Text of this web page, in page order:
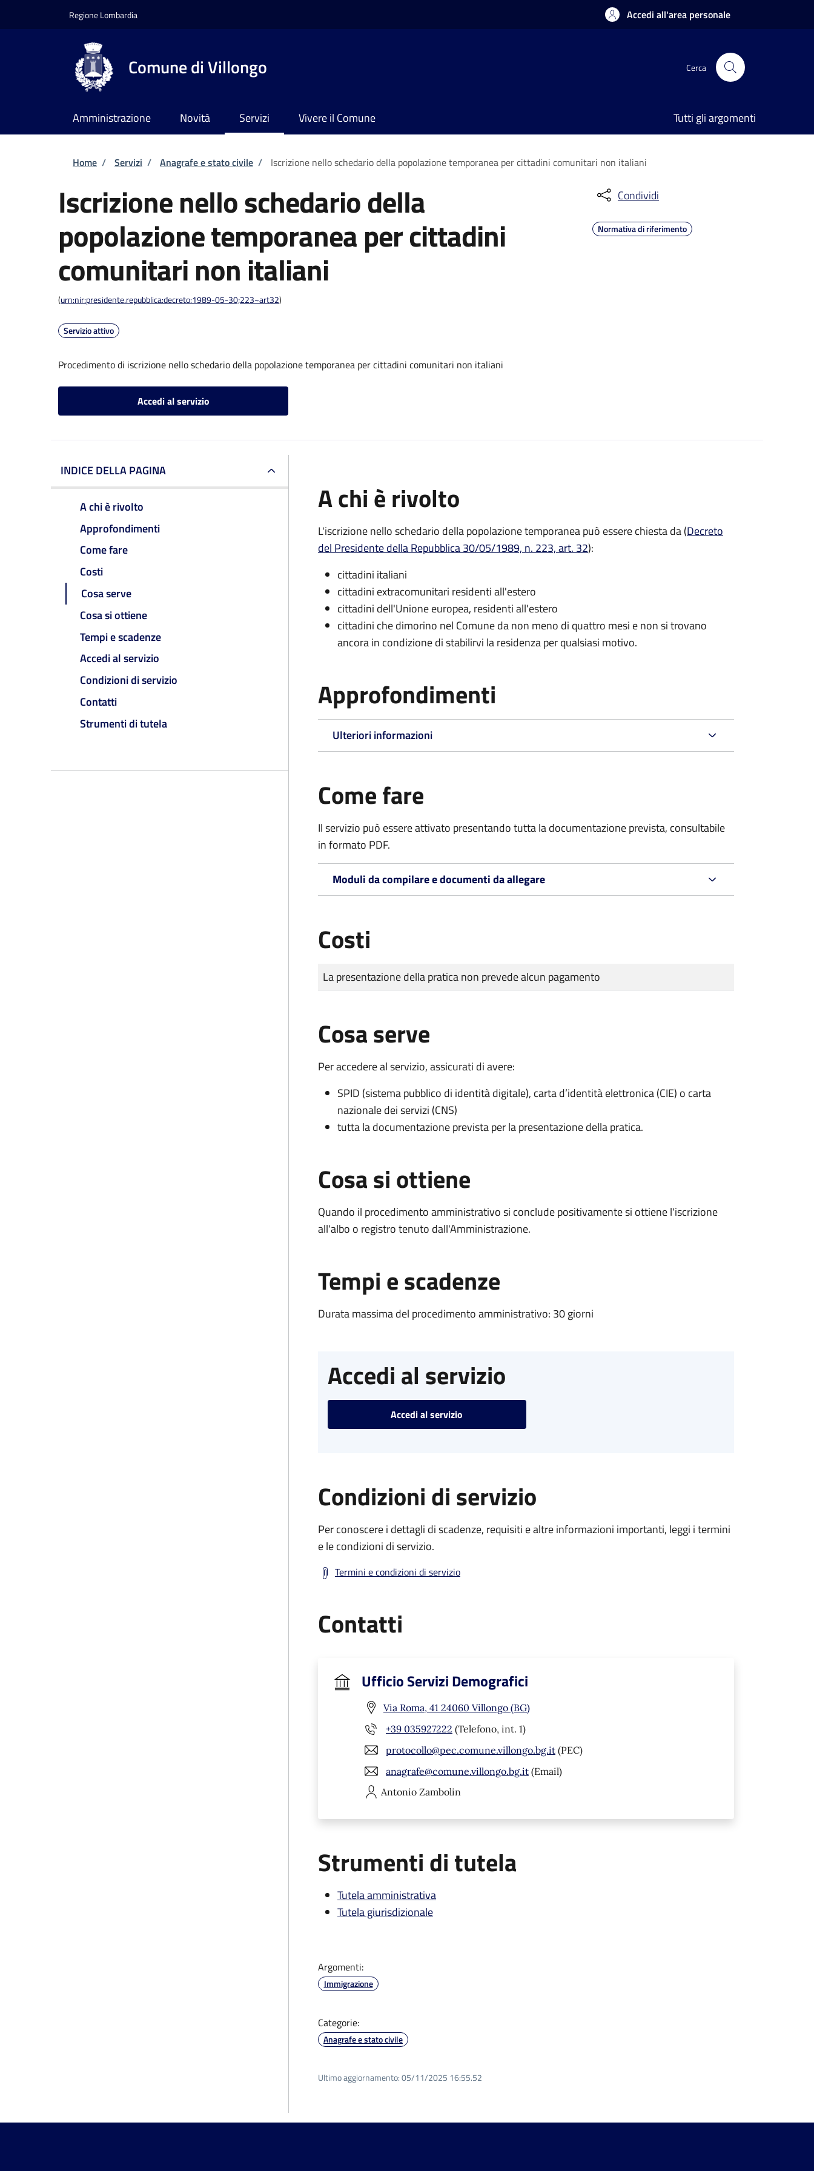
Regione Lombardia Accedi all'area personale
Comune di Villongo Cerca
Amministrazione Novità Servizi Vivere il Comune Tutti gli argomenti
Briciole di pane
Home / Servizi / Anagrafe e stato civile / Iscrizione nello schedario della popolazione temporanea per cittadini comunitari non italiani
Iscrizione nello schedario della
popolazione temporanea per cittadini
comunitari non italiani
(urn:nir:presidente.repubblica:decreto:1989-05-30;223~art32)
Servizio attivo
Procedimento di iscrizione nello schedario della popolazione temporanea per cittadini comunitari non italiani
Accedi al servizio
Condividi
Normativa di riferimento
INDICE DELLA PAGINA
A chi è rivolto
Approfondimenti
Come fare
Costi
Cosa serve
Cosa si ottiene
Tempi e scadenze
Accedi al servizio
Condizioni di servizio
Contatti
Strumenti di tutela
A chi è rivolto
L'iscrizione nello schedario della popolazione temporanea può essere chiesta da (Decreto
del Presidente della Repubblica 30/05/1989, n. 223, art. 32):
cittadini italiani
cittadini extracomunitari residenti all'estero
cittadini dell'Unione europea, residenti all'estero
cittadini che dimorino nel Comune da non meno di quattro mesi e non si trovano
ancora in condizione di stabilirvi la residenza per qualsiasi motivo.
Approfondimenti
Ulteriori informazioni
Come fare
Il servizio può essere attivato presentando tutta la documentazione prevista, consultabile
in formato PDF.
Moduli da compilare e documenti da allegare
Costi
Tipo di pagamento
Importo
La presentazione della pratica non prevede alcun pagamento
Cosa serve
Per accedere al servizio, assicurati di avere:
SPID (sistema pubblico di identità digitale), carta d’identità elettronica (CIE) o carta
nazionale dei servizi (CNS)
tutta la documentazione prevista per la presentazione della pratica.
Cosa si ottiene
Quando il procedimento amministrativo si conclude positivamente si ottiene l'iscrizione
all'albo o registro tenuto dall'Amministrazione.
Tempi e scadenze
Durata massima del procedimento amministrativo: 30 giorni
Accedi al servizio
Accedi al servizio
Condizioni di servizio
Per conoscere i dettagli di scadenze, requisiti e altre informazioni importanti, leggi i termini
e le condizioni di servizio.
Termini e condizioni di servizio
Contatti
Ufficio Servizi Demografici
Via Roma, 41 24060 Villongo (BG)
+39 035927222 (Telefono, int. 1)
protocollo@pec.comune.villongo.bg.it (PEC)
anagrafe@comune.villongo.bg.it (Email)
Antonio Zambolin
Strumenti di tutela
Tutela amministrativa
Tutela giurisdizionale
Argomenti:
Immigrazione
Categorie:
Anagrafe e stato civile
Ultimo aggiornamento:05/11/2025 16:55.52